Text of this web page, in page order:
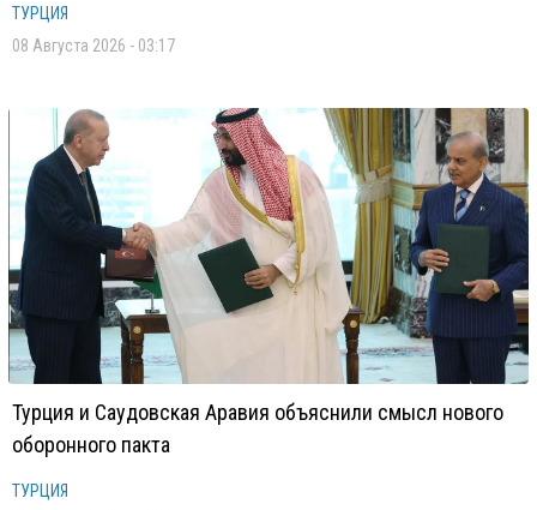
ТУРЦИЯ
08 Августа 2026 - 03:17
Турция и Саудовская Аравия объяснили смысл нового
оборонного пакта
ТУРЦИЯ